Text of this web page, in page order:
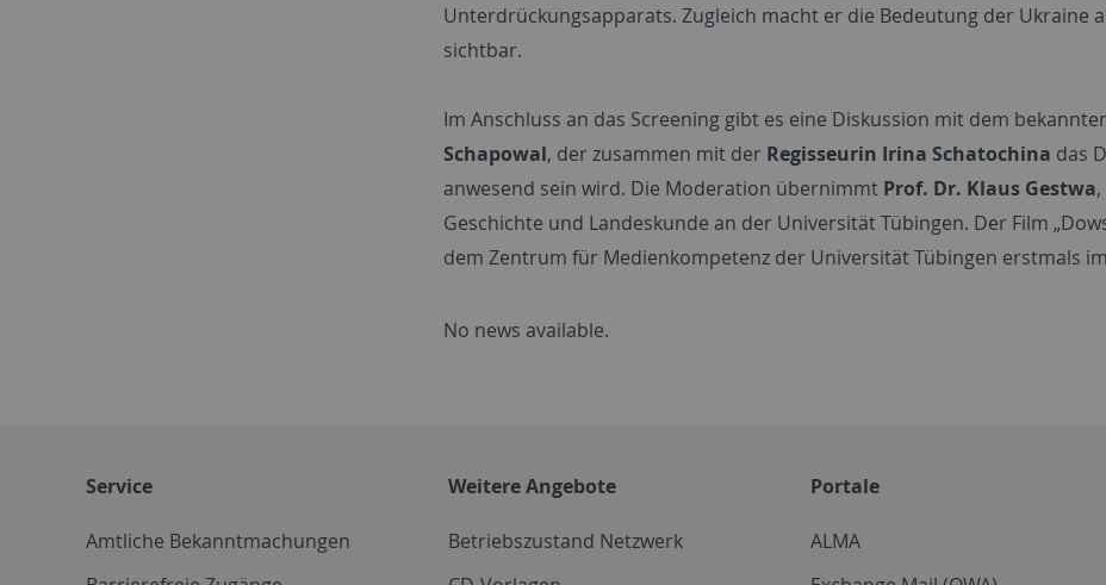
Unterdrückungsapparats. Zugleich macht er die Bedeutung der Ukraine
sichtbar.
Im Anschluss an das Screening gibt es eine Diskussion mit dem
Schapowal, der zusammen mit der Regisseurin Irina Schatochina das
anwesend sein wird. Die Moderation übernimmt Prof. Dr. Klaus Gestwa
Geschichte und Landeskunde an der Universität Tübingen. Der Film
dem Zentrum für Medienkompetenz der Universität Tübingen erstmals
No news available.
Service
Amtliche Bekanntmachungen
Weitere Angebote
Betriebszustand Netzwerk
Portale
ALMA